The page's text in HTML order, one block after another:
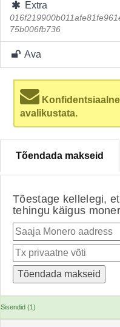
Extra
75b006fb736
Ava
avalikustata.
Tõendada makseid
Tõestage kellelegi,
tehingu käigus
Sisendid (1)